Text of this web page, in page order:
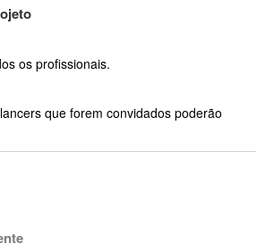
os profissionais.
que forem convidados poderão